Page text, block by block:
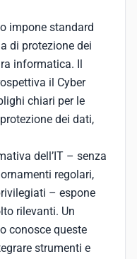
impone standard
di protezione dei
informatica. Il
il Cyber
chiari per le
dei dati,
dell’IT – senza
regolari,
– espone
rilevanti. Un
conosce queste
strumenti e